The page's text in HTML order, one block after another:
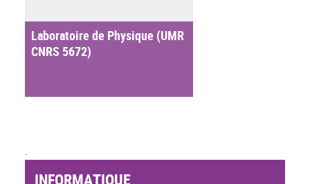
Laboratoire de Physique (UMR
CNRS 5672)
.
INFORMATIQUE